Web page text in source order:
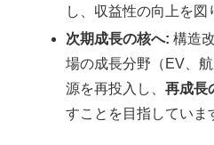
し、収益性の向上を図
次期成長の核へ: 構造
場の成長分野（EV、
源を再投入し、再成長
すことを目指していま